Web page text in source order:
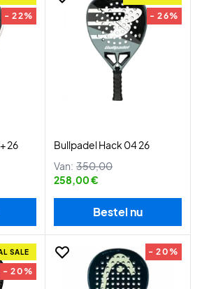
- 22%
26
- 26%
Bullpadel Hack 04 26
Van: 350,00
258,00 €
Bestel nu
SALE
- 20%
- 20%